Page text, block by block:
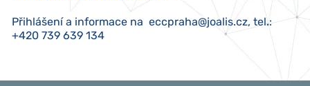
Přihlášení a informace na eccpraha@joalis.cz, tel.:
+420 739 639 134